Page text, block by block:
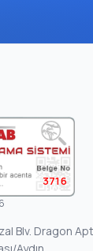
3716
Blv. Dragon Apt.
Aydın